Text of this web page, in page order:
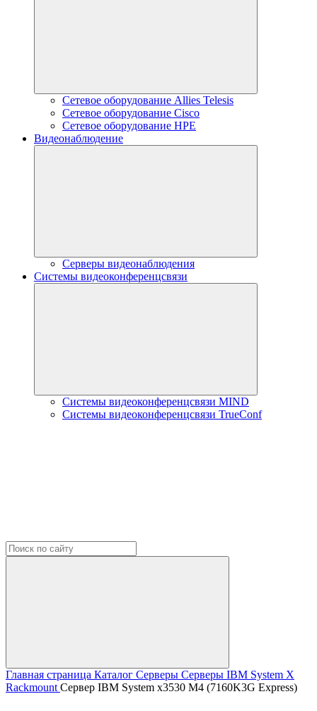
Сетевое оборудование Allies Telesis
Сетевое оборудование Cisco
Сетевое оборудование HPE
Видеонаблюдение
Серверы видеонаблюдения
Системы видеоконференцсвязи
Системы видеоконференцсвязи MIND
Системы видеоконференцсвязи TrueConf
Главная страница Каталог Серверы Серверы IBM System X
Rackmount Сервер IBM System x3530 M4 (7160K3G Express)